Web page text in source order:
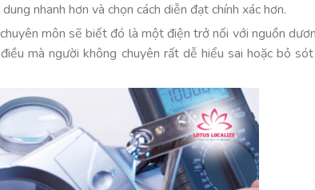
nhanh hơn và chọn cách diễn đạt chính xác hơn.
môn sẽ biết đó là một điện trở nối với nguồn
mà người không chuyên rất dễ hiểu sai hoặc bỏ